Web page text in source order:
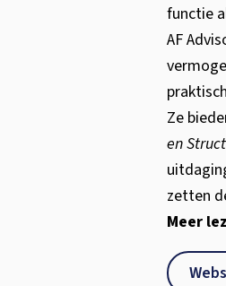
functie
AF
Ze
en
zetten
Meer